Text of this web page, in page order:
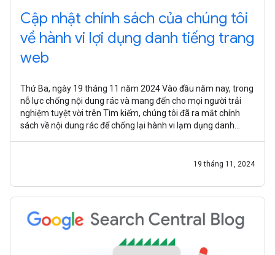
Cập nhật chính sách của chúng tôi
về hành vi lợi dụng danh tiếng trang
web
Thứ Ba, ngày 19 tháng 11 năm 2024 Vào đầu năm nay, trong
nỗ lực chống nội dung rác và mang đến cho mọi người trải
nghiệm tuyệt vời trên Tìm kiếm, chúng tôi đã ra mắt chính
sách về nội dung rác để chống lại hành vi lạm dụng danh
19 tháng 11, 2024